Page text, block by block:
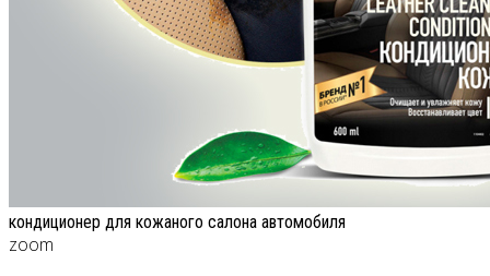
кондиционер для кожаного салона автомобиля
zoom